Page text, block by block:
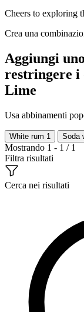
Cheers to exploring
Crea una
Aggiungi
restringere i
Lime
Usa abbinamenti
White rum 1 Soda
Mostrando 1 - 1 / 1
Filtra risultati
Cerca nei risultati